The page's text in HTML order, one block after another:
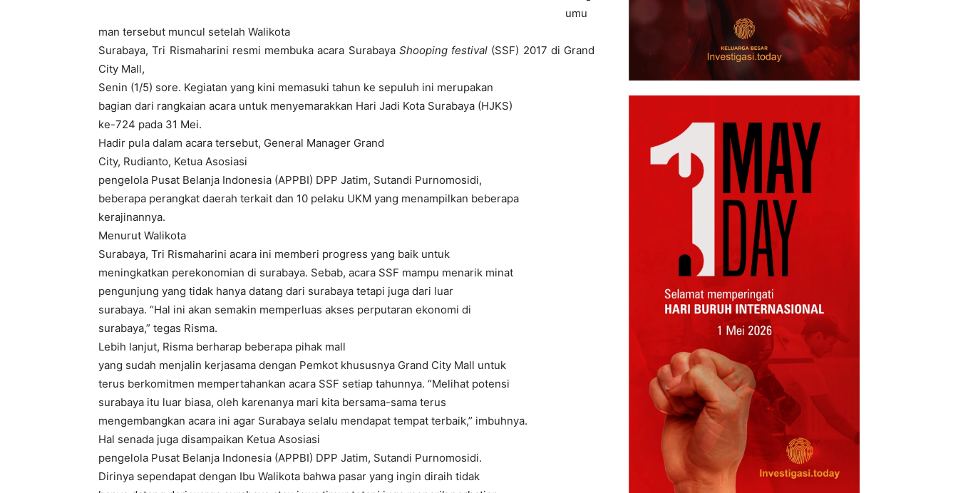
umu
man tersebut muncul setelah Walikota
Surabaya, Tri Rismaharini resmi membuka acara Surabaya Shooping festival (SSF) 2017 di Grand
City Mall,
Senin (1/5) sore. Kegiatan yang kini memasuki tahun ke sepuluh ini merupakan
bagian dari rangkaian acara untuk menyemarakkan Hari Jadi Kota Surabaya (HJKS)
ke-724 pada 31 Mei.
Hadir pula dalam acara tersebut, General Manager Grand
City, Rudianto, Ketua Asosiasi
pengelola Pusat Belanja Indonesia (APPBI) DPP Jatim, Sutandi Purnomosidi,
beberapa perangkat daerah terkait dan 10 pelaku UKM yang menampilkan beberapa
kerajinannya.
Menurut Walikota
Surabaya, Tri Rismaharini acara ini memberi progress yang baik untuk
meningkatkan perekonomian di surabaya. Sebab, acara SSF mampu menarik minat
pengunjung yang tidak hanya datang dari surabaya tetapi juga dari luar
surabaya. “Hal ini akan semakin memperluas akses perputaran ekonomi di
surabaya,” tegas Risma.
Lebih lanjut, Risma berharap beberapa pihak mall
yang sudah menjalin kerjasama dengan Pemkot khususnya Grand City Mall untuk
terus berkomitmen mempertahankan acara SSF setiap tahunnya. “Melihat potensi
surabaya itu luar biasa, oleh karenanya mari kita bersama-sama terus
mengembangkan acara ini agar Surabaya selalu mendapat tempat terbaik,” imbuhnya.
Hal senada juga disampaikan Ketua Asosiasi
pengelola Pusat Belanja Indonesia (APPBI) DPP Jatim, Sutandi Purnomosidi.
Dirinya sependapat dengan Ibu Walikota bahwa pasar yang ingin diraih tidak